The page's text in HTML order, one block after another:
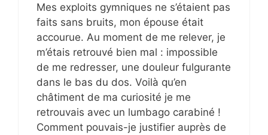
Mes exploits gymniques ne s’étaient pas
faits sans bruits, mon épouse était
accourue. Au moment de me relever, je
m’étais retrouvé bien mal : impossible
de me redresser, une douleur fulgurante
dans le bas du dos. Voilà qu’en
châtiment de ma curiosité je me
retrouvais avec un lumbago carabiné !
Comment pouvais-je justifier auprès de